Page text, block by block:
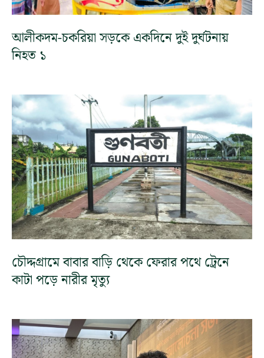
আলীকদম-চকরিয়া সড়কে একদিনে দুই দুর্ঘটনায়
নিহত ১
চৌদ্দগ্রামে বাবার বাড়ি থেকে ফেরার পথে ট্রেনে
কাটা পড়ে নারীর মৃত্যু